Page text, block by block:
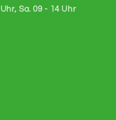
Sa. 09 - 14 Uhr